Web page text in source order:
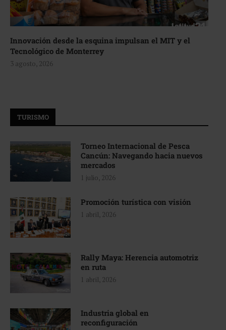
Innovación desde la esquina impulsan el MIT y el
Tecnológico de Monterrey
3 agosto, 2026
TURISMO
Torneo Internacional de Pesca
Cancún: Navegando hacia nuevos
mercados
1 julio, 2026
Promoción turística con visión
1 abril, 2026
Rally Maya: Herencia automotriz
en ruta
1 abril, 2026
Industria global en
reconfiguración